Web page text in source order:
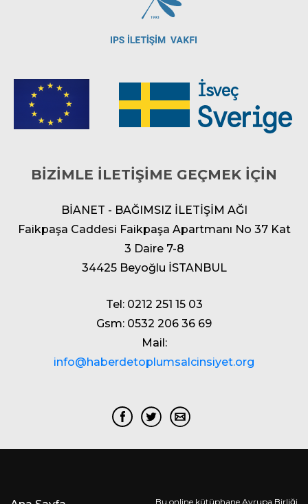
BİZİMLE İLETİŞİME GEÇMEK İÇİN
BİANET - BAĞIMSIZ İLETİŞİM AĞI
Faikpaşa Caddesi Faikpaşa Apartmanı No 37 Kat
3 Daire 7-8
34425 Beyoğlu İSTANBUL
Tel: 0212 251 15 03
Gsm: 0532 206 36 69
Mail:
info@haberdetoplumsalcinsiyet.org
Bu online kütüphane Avrupa Birliği